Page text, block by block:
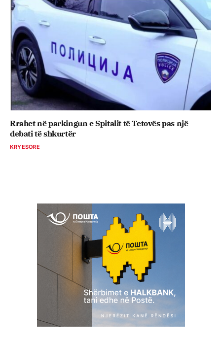
Rrahet në parkingun e Spitalit të Tetovës pas një
debati të shkurtër
KRYESORE